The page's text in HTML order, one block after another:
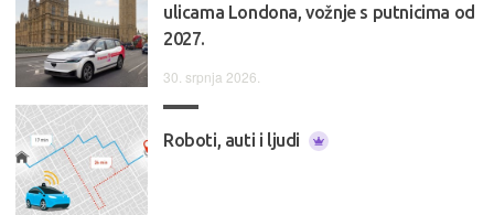
ulicama Londona, vožnje s putnicima od
2027.
30. srpnja 2026.
Roboti, auti i ljudi